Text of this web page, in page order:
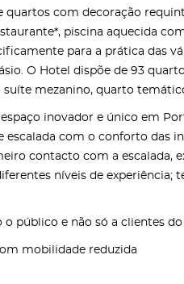
com decoração
piscina aquecida
para a prática das
O Hotel dispõe de 93
mezanino, quarto
inovador e único em
escalada com o conforto das
contacto com a escalada,
níveis de
o público e não só a clientes
mobilidade reduzida